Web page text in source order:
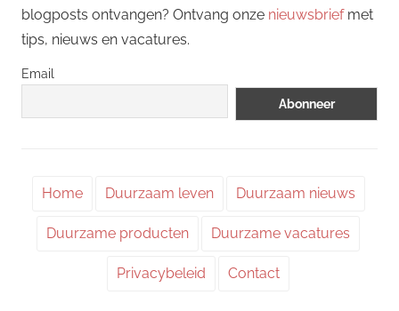
blogposts ontvangen? Ontvang onze nieuwsbriefmet
tips, nieuws en vacatures.
Email
Home Duurzaam leven Duurzaam nieuws
Duurzame producten Duurzame vacatures
Privacybeleid Contact